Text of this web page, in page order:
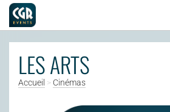
LES ARTS
Accueil > Cinémas